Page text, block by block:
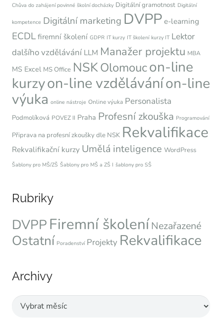
Chůva do zahájení povinné školní docházky Digitální gramotnost Digitální
kompetence Digitální marketing DVPP e-learning
ECDL firemní školení GDPR IT kurzy IT školení kurzy IT Lektor
dalšího vzdělávání LLM Manažer projektu MBA
MS Excel MS Office NSKOlomoucon-line
kurzyon-line vzděláváníon-line
výuka online nástroje Online výuka Personalista
Podmolíková POVEZ II Praha Profesní zkouška Programování
Připrava na profesní zkoušky dle NSK Rekvalifikace
Rekvalifikační kurzy Umělá inteligence WordPress
Šablony pro MŠ/ZŠ Šablony pro MŠ a ZŠ I šablony pro SŠ
Rubriky
DVPPFiremní školeníNezařazené
Ostatní Poradenství Projekty Rekvalifikace
Archivy
Archivy